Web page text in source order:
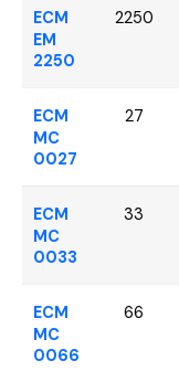
ECM
EM
2250
2250
ECM
MC
0027
27
ECM
MC
0033
33
ECM
MC
0066
66